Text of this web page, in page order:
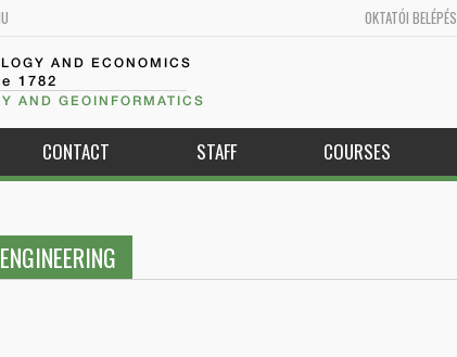
OKTATÓI BELÉPÉS
AND ECONOMICS
1782
AND GEOINFORMATICS
CONTACT STAFF COURSES